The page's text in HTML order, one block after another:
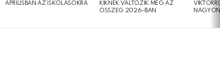
ÁPRILISBAN AZ ISKOLÁSOKRA
KIKNEK VÁLTOZIK MEG AZ
ÖSSZEG 2026-BAN